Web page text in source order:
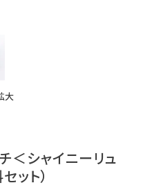
大
＜シャイニーリュ
ット）